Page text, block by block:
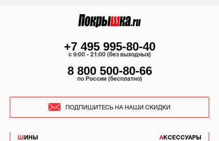
ШИНЫ
АКСЕССУАРЫ
+7 495 995-80-40
c 9:00 - 21:00 (без выходных)
8 800 500-80-66
по России (бесплатно)
ПОДПИШИТЕСЬ НА НАШИ СКИДКИ